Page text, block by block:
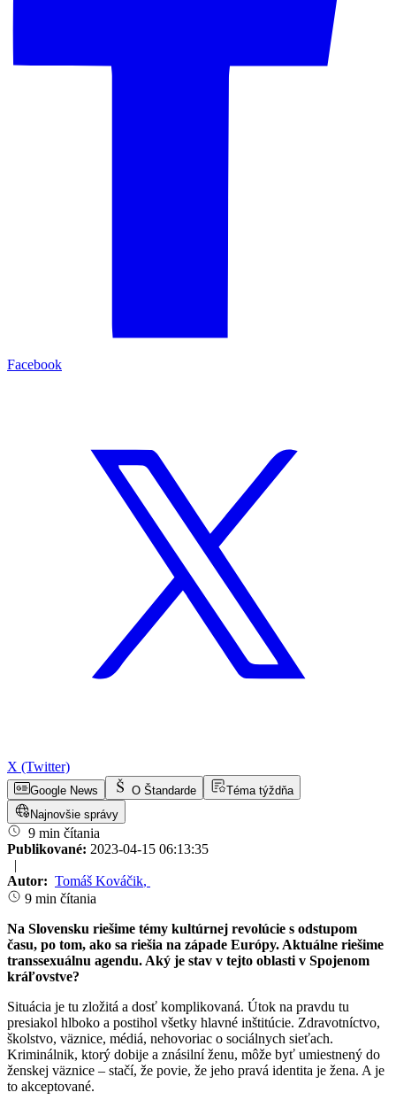
Facebook
X (Twitter)
Google News O Štandarde
Téma týždňa
Najnovšie správy
9 min čítania
Publikované: 2023-04-15 06:13:35
|
Autor: Tomáš Kováčik,
9 min čítania
Na Slovensku riešime témy kultúrnej revolúcie s odstupom
času, po tom, ako sa riešia na západe Európy. Aktuálne riešime
transsexuálnu agendu. Aký je stav v tejto oblasti v Spojenom
kráľovstve?
Situácia je tu zložitá a dosť komplikovaná. Útok na pravdu tu
presiakol hlboko a postihol všetky hlavné inštitúcie. Zdravotníctvo,
školstvo, väznice, médiá, nehovoriac o sociálnych sieťach.
Kriminálnik, ktorý dobije a znásilní ženu, môže byť umiestnený do
ženskej väznice – stačí, že povie, že jeho pravá identita je žena. A je
to akceptované.